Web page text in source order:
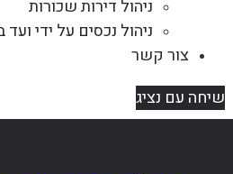
ניהול דירות שכורות
ניהול נכסים על ידי ועד
צור קשר
שיחה עם נציג